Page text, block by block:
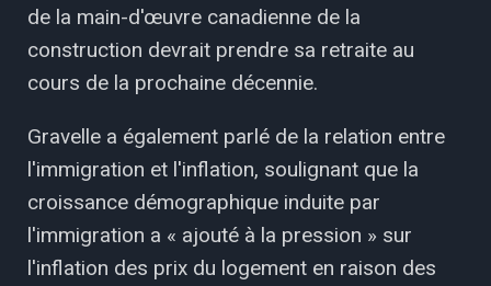
de la main-d'œuvre canadienne de la
construction devrait prendre sa retraite au
cours de la prochaine décennie.
Gravelle a également parlé de la relation entre
l'immigration et l'inflation, soulignant que la
croissance démographique induite par
l'immigration a « ajouté à la pression » sur
l'inflation des prix du logement en raison des